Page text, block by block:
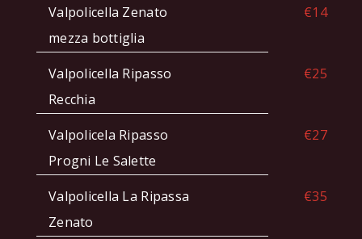
Valpolicella Zenato
mezza bottiglia
€14
Valpolicella Ripasso
Recchia
€25
Valpolicela Ripasso
Progni Le Salette
€27
Valpolicella La Ripassa
Zenato
€35